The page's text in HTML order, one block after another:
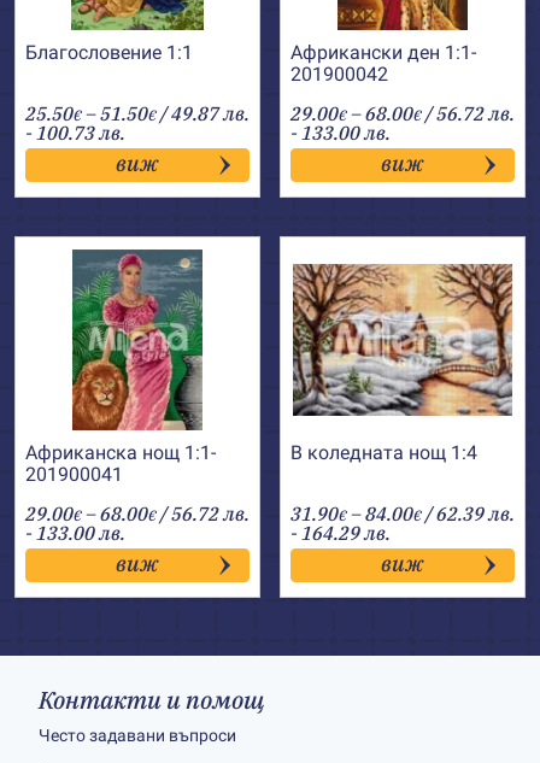
Благословение 1:1
25.50€ –51.50€Price
range:
25.50€
through
51.50€
/ 49.87 лв.
- 100.73 лв.
виж
Африкански ден 1:1-
201900042
29.00€ –68.00€Price
range:
29.00€
through
68.00€
/ 56.72 лв.
- 133.00 лв.
виж
Африканска нощ 1:1-
201900041
29.00€ –68.00€Price
range:
29.00€
through
68.00€
/ 56.72 лв.
- 133.00 лв.
виж
В коледната нощ 1:4
31.90€ –84.00€Price
range:
31.90€
through
84.00€
/ 62.39 лв.
- 164.29 лв.
виж
Контакти и помощ
Често задавани въпроси